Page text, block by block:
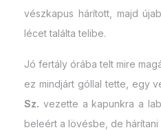
vészkapus hárított, majd
lécet találta telibe.
Jó fertály órába telt mire
ez mindjárt góllal tette, egy
Sz. vezette a kapunkra a
beleért a lövésbe, de hárítani